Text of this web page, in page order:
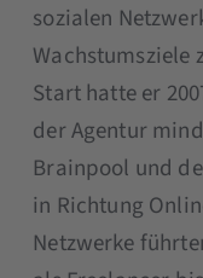
sozialen
Wachstumsziele
Start hatte er
der Agentur
Brainpool und
in Richtung
Netzwerke